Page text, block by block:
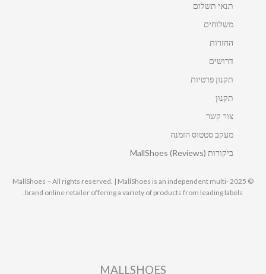
תנאי תשלום
משלוחים
החזרות
דרושים
תקנון פרטיות
תקנון
צור קשר
מעקב סטטוס הזמנה
ביקורות MallShoes (Reviews)
© 2025 MallShoes – All rights reserved. | MallShoes is an independent multi-
brand online retailer offering a variety of products from leading labels.
MALLSHOES